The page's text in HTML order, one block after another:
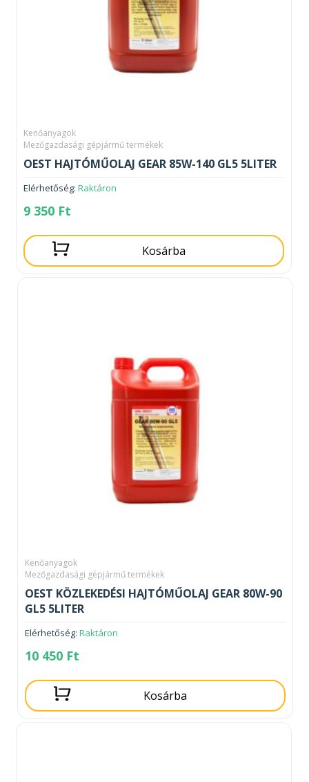
Kenőanyagok
Mezőgazdasági gépjármű termékek
OEST HAJTÓMŰOLAJ GEAR 85W-140 GL5 5LITER
Elérhetőség: Raktáron
9 350 Ft
Kosárba
Kenőanyagok
Mezőgazdasági gépjármű termékek
OEST KÖZLEKEDÉSI HAJTÓMŰOLAJ GEAR 80W-90
GL5 5LITER
Elérhetőség: Raktáron
10 450 Ft
Kosárba